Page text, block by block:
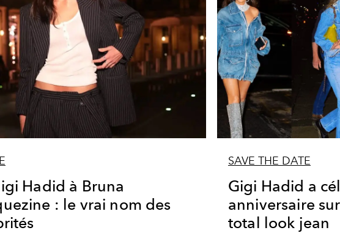
Hadid à Bruna
: le vrai nom des
SAVE THE DATE
Gigi Hadid a
anniversaire
total look jean